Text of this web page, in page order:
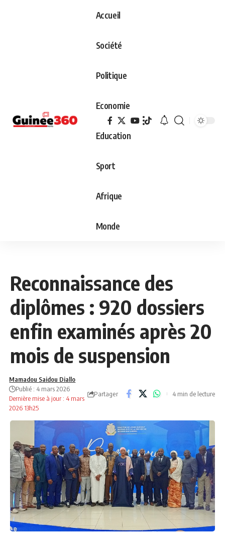
Accueil
Société
Politique
Economie
Education
Sport
Afrique
Monde
Reconnaissance des
diplômes : 920 dossiers
enfin examinés après 20
mois de suspension
Dernière mise à jour : 4 mars
2026 13h25
Mamadou Saidou Diallo
Publié : 4 mars 2026
Partager 4 min de lecture